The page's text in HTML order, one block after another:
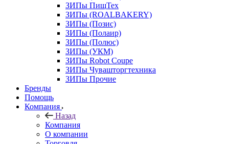
ЗИПы ПищТех
ЗИПы (ROALBAKERY)
ЗИПы (Позис)
ЗИПы (Полаир)
ЗИПы (Полюс)
ЗИПы (УКМ)
ЗИПы Robot Coupe
ЗИПы Чувашторгтехника
ЗИПы Прочие
Бренды
Помощь
Компания
Назад
Компания
О компании